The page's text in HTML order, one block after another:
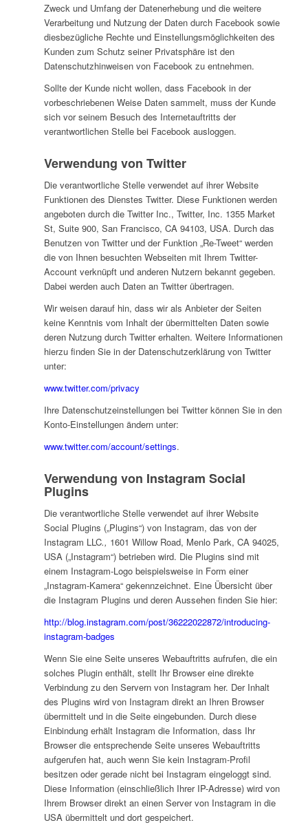
Zweck und Umfang der Datenerhebung und die weitere
Verarbeitung und Nutzung der Daten durch Facebook sowie
diesbezügliche Rechte und Einstellungsmöglichkeiten des
Kunden zum Schutz seiner Privatsphäre ist den
Datenschutzhinweisen von Facebook zu entnehmen.
Sollte der Kunde nicht wollen, dass Facebook in der
vorbeschriebenen Weise Daten sammelt, muss der Kunde
sich vor seinem Besuch des Internetauftritts der
verantwortlichen Stelle bei Facebook ausloggen.
Verwendung von Twitter
Die verantwortliche Stelle verwendet auf ihrer Website
Funktionen des Dienstes Twitter. Diese Funktionen werden
angeboten durch die Twitter Inc., Twitter, Inc. 1355 Market
St, Suite 900, San Francisco, CA 94103, USA. Durch das
Benutzen von Twitter und der Funktion „Re-Tweet“ werden
die von Ihnen besuchten Webseiten mit Ihrem Twitter-
Account verknüpft und anderen Nutzern bekannt gegeben.
Dabei werden auch Daten an Twitter übertragen.
Wir weisen darauf hin, dass wir als Anbieter der Seiten
keine Kenntnis vom Inhalt der übermittelten Daten sowie
deren Nutzung durch Twitter erhalten. Weitere Informationen
hierzu finden Sie in der Datenschutzerklärung von Twitter
unter:
www.twitter.com/privacy
Ihre Datenschutzeinstellungen bei Twitter können Sie in den
Konto-Einstellungen ändern unter:
www.twitter.com/account/settings.
Verwendung von Instagram Social
Plugins
Die verantwortliche Stelle verwendet auf ihrer Website
Social Plugins („Plugins“) von Instagram, das von der
Instagram LLC., 1601 Willow Road, Menlo Park, CA 94025,
USA („Instagram“) betrieben wird. Die Plugins sind mit
einem Instagram-Logo beispielsweise in Form einer
„Instagram-Kamera“ gekennzeichnet. Eine Übersicht über
die Instagram Plugins und deren Aussehen finden Sie hier:
http://blog.instagram.com/post/36222022872/introducing-
instagram-badges
Wenn Sie eine Seite unseres Webauftritts aufrufen, die ein
solches Plugin enthält, stellt Ihr Browser eine direkte
Verbindung zu den Servern von Instagram her. Der Inhalt
des Plugins wird von Instagram direkt an Ihren Browser
übermittelt und in die Seite eingebunden. Durch diese
Einbindung erhält Instagram die Information, dass Ihr
Browser die entsprechende Seite unseres Webauftritts
aufgerufen hat, auch wenn Sie kein Instagram-Profil
besitzen oder gerade nicht bei Instagram eingeloggt sind.
Diese Information (einschließlich Ihrer IP-Adresse) wird von
Ihrem Browser direkt an einen Server von Instagram in die
USA übermittelt und dort gespeichert.